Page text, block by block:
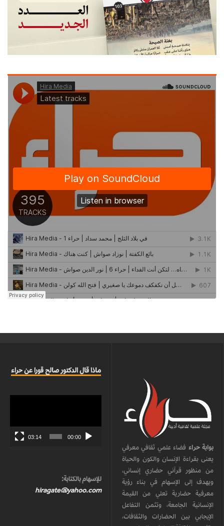
بوابة حراء فضاء علمي ثقافي معرفي
يعنى بقراءة الإنسان والكون والحياة
من منظور قرآني حضاري إنساني،
ويهدف إلى الإسهام في بناء رؤية
معرفية حضارية تعلي من القيمة
الإنسانية الجامعة، وتثمن التفاعل
الإيجابي بين الحضارات والثقافات،
ماذا قال الدكتور صالح قورا عن حراء
00:00
03:14
للإسهام بالكتابة:
hiragate@yahoo.com